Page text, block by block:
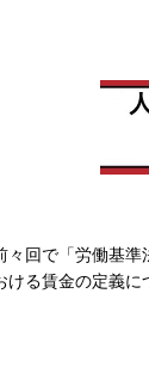
々回で「労働基
ける賃金の定義に